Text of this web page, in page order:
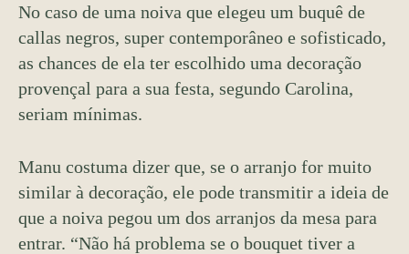
No caso de uma noiva que elegeu um buquê de
callas negros, super contemporâneo e sofisticado,
as chances de ela ter escolhido uma decoração
provençal para a sua festa, segundo Carolina,
seriam mínimas.
Manu costuma dizer que, se o arranjo for muito
similar à decoração, ele pode transmitir a ideia de
que a noiva pegou um dos arranjos da mesa para
entrar. “Não há problema se o bouquet tiver a